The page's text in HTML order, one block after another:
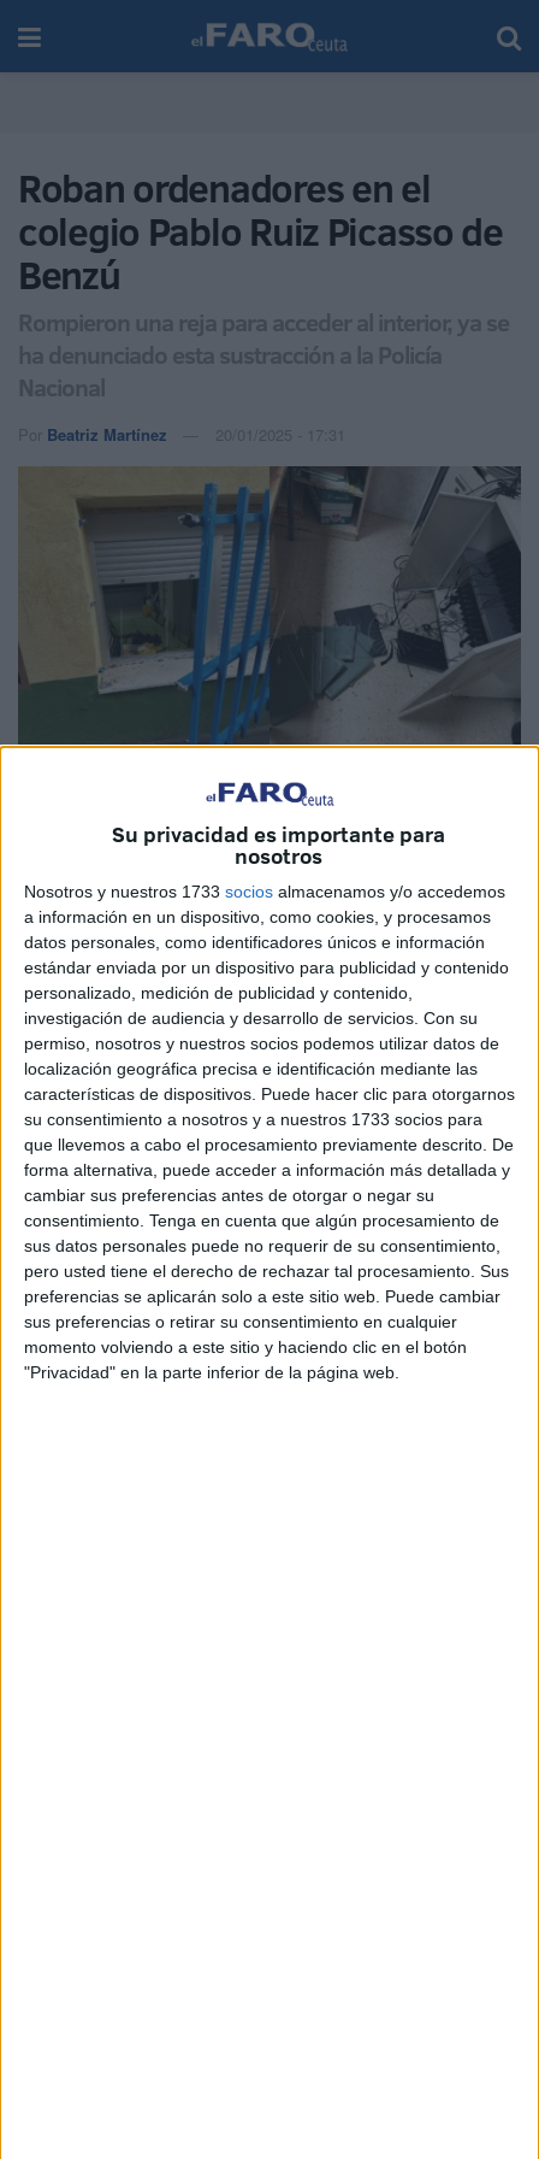
Su privacidad es importante para
nosotros
Nosotros y nuestros 1733 socios almacenamos y/o accedemos
a información en un dispositivo, como cookies, y procesamos
datos personales, como identificadores únicos e información
estándar enviada por un dispositivo para publicidad y contenido
personalizado, medición de publicidad y contenido,
investigación de audiencia y desarrollo de servicios. Con su
permiso, nosotros y nuestros socios podemos utilizar datos de
localización geográfica precisa e identificación mediante las
características de dispositivos. Puede hacer clic para otorgarnos
su consentimiento a nosotros y a nuestros 1733 socios para
que llevemos a cabo el procesamiento previamente descrito. De
forma alternativa, puede acceder a información más detallada y
cambiar sus preferencias antes de otorgar o negar su
consentimiento. Tenga en cuenta que algún procesamiento de
sus datos personales puede no requerir de su consentimiento,
pero usted tiene el derecho de rechazar tal procesamiento. Sus
preferencias se aplicarán solo a este sitio web. Puede cambiar
sus preferencias o retirar su consentimiento en cualquier
momento volviendo a este sitio y haciendo clic en el botón
"Privacidad" en la parte inferior de la página web.
Roban ordenadores en el
colegio Pablo Ruiz Picasso de
Benzú
Rompieron una reja para acceder al interior, ya se
ha denunciado esta sustracción a la Policía
Nacional
Por Beatriz Martínez 20/01/2025 - 17:31
Imágenes cedidas
El colegioPablo Ruiz Picasso, ubicado en la barriada de
Benzú, ha sufrido unrobola pasada noche cuyas
consecuencias repercuten directamente en los alumnos
que acuden a este centro de Ceuta ya que los ladrones se
llevaron varios ordenadores.
El suceso se produjo de noche y la dirección del centro ya
ha dado parte a laPolicía Nacional , cuyos agentes de la
Unidad Científica han acudido a las instalaciones
educativas en busca de huellas que ayuden a la
investigación.
Tal y como explican desde el colegio a El Faro, para
acceder rompieron la reja del aula de 1º y 2º (es un grupo
mixto) que da al patio de Infantil. En esa aula hay un